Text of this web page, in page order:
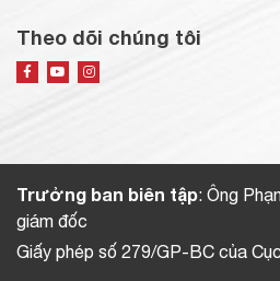
Theo dõi chúng tôi
Trưởng ban biên tập: Ông
giám đốc
Giấy phép số 279/GP-BC của